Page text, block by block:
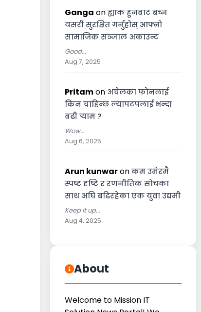
Ganga onह्याक हुनबाट बच्न
यसरी सुरक्षित गर्नुहोस् आफ्नो
सामाजिक सञ्जाल अकाउन्ट
Good...
Aug 7, 2025
Pritamon अचेलका फोनलाई
किन चाहिन्छ ल्यापटपलाई भन्दा
बढी र्‍याम ?
Wow...
Aug 6, 2025
Arun kunwaronकम उमेरमै
स्पष्ट दृष्टि र रणनीतिक सोचका
साथ अघि बढिरहेका एक युवा उद्यमी
Keep it up...
Aug 4, 2025
About
Welcome to Mission IT